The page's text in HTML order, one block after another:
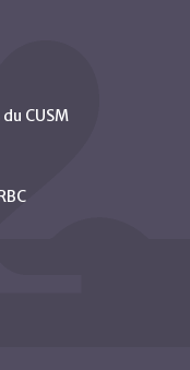
CUSM